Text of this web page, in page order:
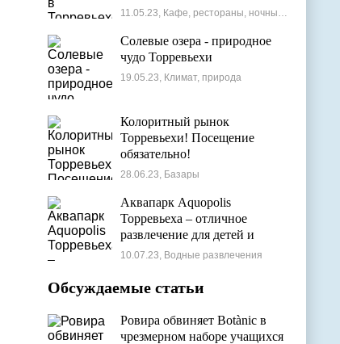
Испания
11.05.23, Кафе, рестораны, ночные клубы
Солевые озера - природное
чудо Торревьехи
19.05.23, Климат, природа
Колоритный рынок
Торревьехи! Посещение
обязательно!
28.06.23, Базары
Аквапарк Aquopolis
Торревьеха – отличное
развлечение для детей и
взрослых
10.07.23, Водные развлечения
Обсуждаемые статьи
Ровира обвиняет Botànic в
чрезмерном наборе учащихся